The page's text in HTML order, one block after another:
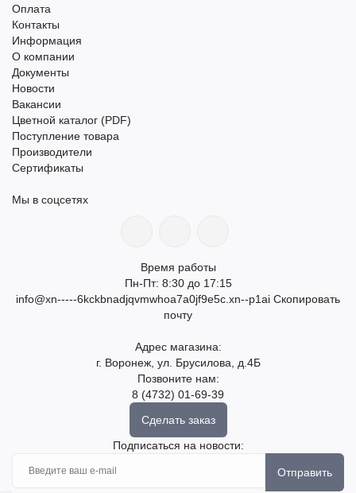
Оплата
Контакты
Информация
О компании
Документы
Новости
Вакансии
Цветной каталог (PDF)
Поступление товара
Производители
Сертификаты
Мы в соцсетях
Время работы
Пн-Пт: 8:30 до 17:15
info@xn-----6kckbnadjqvmwhoa7a0jf9e5c.xn--p1ai Скопировать
почту
Адрес магазина:
г. Воронеж, ул. Брусилова, д.4Б
Позвоните нам:
8 (4732) 01-69-39
Сделать заказ
Подписаться на новости:
Отправить